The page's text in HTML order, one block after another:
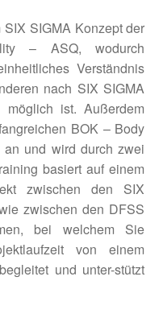
SIGMA Konzept der
– ASQ, wodurch
Verständnis
nach SIX SIGMA
möglich ist. Außerdem
BOK – Body
und wird durch zwei
basiert auf einem
zwischen den SIX
zwischen den DFSS
bei welchem Sie
von einem
und unter-stützt